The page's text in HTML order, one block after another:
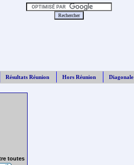
Résultats Réunion Hors Réunion Diagonale
toutes